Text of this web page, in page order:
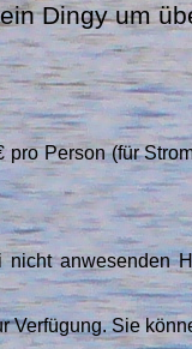
Dingy um
Person (für
anwesenden
Verfügung. Sie